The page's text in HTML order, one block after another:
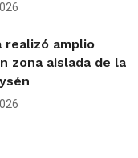
realizó amplio
zona aislada de la